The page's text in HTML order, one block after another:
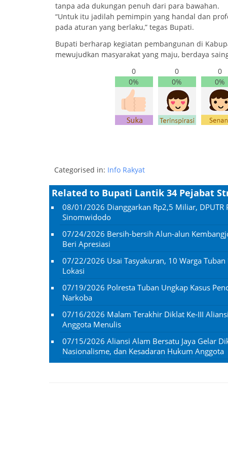
tanpa ada dukungan penuh dari para bawahan.
“Untuk itu jadilah pemimpin yang handal dan
pada aturan yang berlaku,” tegas Bupati.
Bupati berharap kegiatan pembangunan di
mewujudkan masyarakat yang maju, berdaya
0
0%
0
0%
0
0%
Categorised in: Info Rakyat
Related to Bupati Lantik 34 Pejabat
08/01/2026 Dianggarkan Rp2,5 Miliar, DPUTR
Sinomwidodo
07/24/2026 Bersih-bersih Alun-alun
Beri Apresiasi
07/22/2026 Usai Tasyakuran, 10 Warga
Lokasi
07/19/2026 Polresta Tuban Ungkap Kasus
Narkoba
07/16/2026 Malam Terakhir Diklat Ke-III
Anggota Menulis
07/15/2026 Aliansi Alam Bersatu Jaya Gelar
Nasionalisme, dan Kesadaran Hukum Anggota